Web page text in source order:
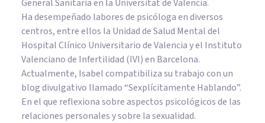
General Sanitaria en la Universitat de Valencia.
Ha desempeñado labores de psicóloga en diversos
centros, entre ellos la Unidad de Salud Mental del
Hospital Clínico Universitario de Valencia y el Instituto
Valenciano de Infertilidad (IVI) en Barcelona.
Actualmente, Isabel compatibiliza su trabajo con un
blog divulgativo llamado “Sexplícitamente Hablando”.
En el que reflexiona sobre aspectos psicológicos de las
relaciones personales y sobre la sexualidad.